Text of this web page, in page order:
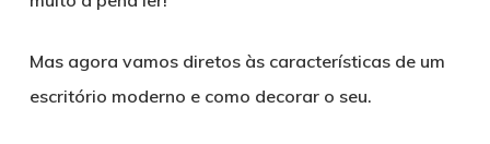
Mas agora vamos diretos às características de um
escritório moderno e como decorar o seu.